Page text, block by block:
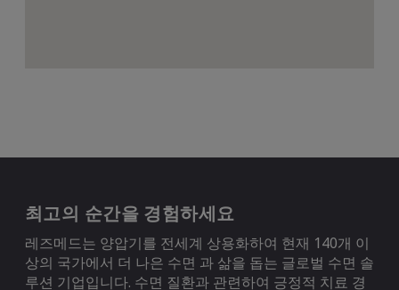
최고의 순간을 경험하세요
레즈메드는 양압기를 전세계 상용화하여 현재 140개 이
상의 국가에서 더 나은 수면 과 삶을 돕는 글로벌 수면 솔
루션 기업입니다. 수면 질환과 관련하여 긍정적 치료 경